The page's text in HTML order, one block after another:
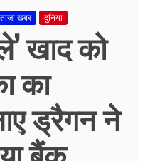
ताजा खबर दुनिया
खाद को
का
ड्रैगन ने